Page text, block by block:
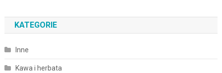
KATEGORIE
Inne
Kawa i herbata